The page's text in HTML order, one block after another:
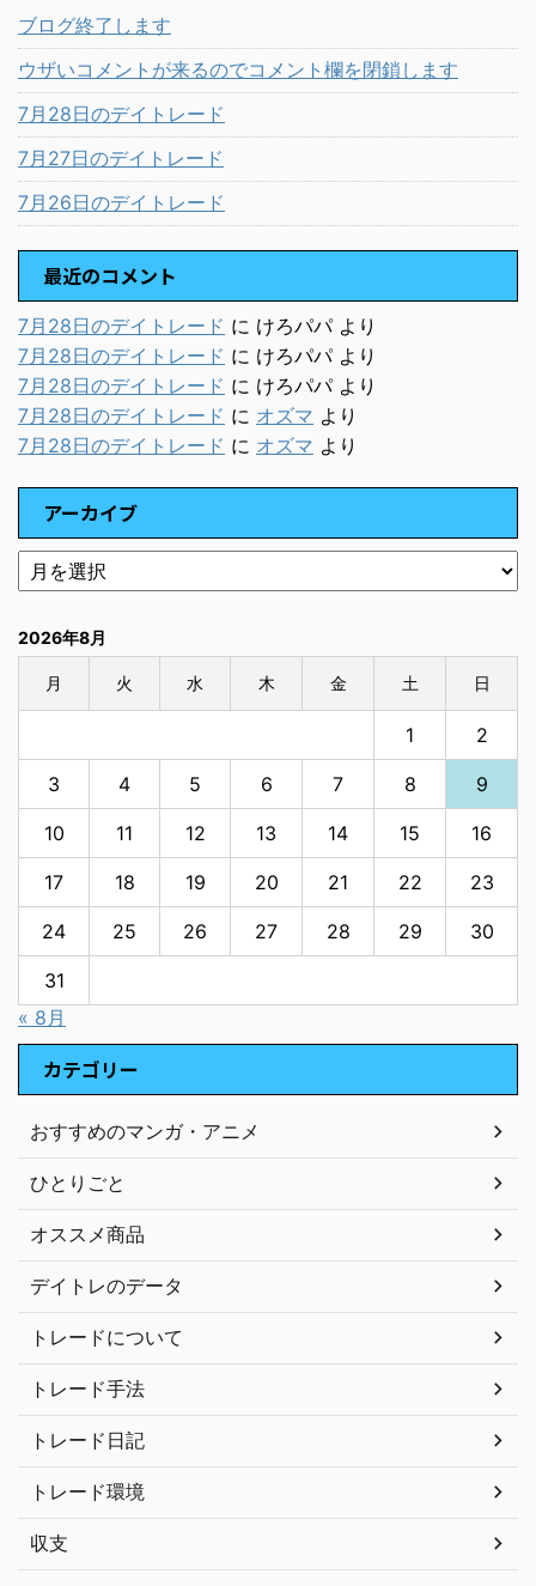
ブログ終了します
ウザいコメントが来るのでコメント欄を閉鎖します
7月28日のデイトレード
7月27日のデイトレード
7月26日のデイトレード
最近のコメント
7月28日のデイトレード に けろパパより
7月28日のデイトレード に けろパパより
7月28日のデイトレード に けろパパより
7月28日のデイトレード に オズマ より
7月28日のデイトレード に オズマ より
アーカイブ
2026年8月
月 火 水 木 金 土 日
1 2
3 4 5 6 7 8 9
10 11 12 13 14 15 16
17 18 19 20 21 22 23
24 25 26 27 28 29 30
31
« 8月
カテゴリー
おすすめのマンガ・アニメ
ひとりごと
オススメ商品
デイトレのデータ
トレードについて
トレード手法
トレード日記
トレード環境
収支